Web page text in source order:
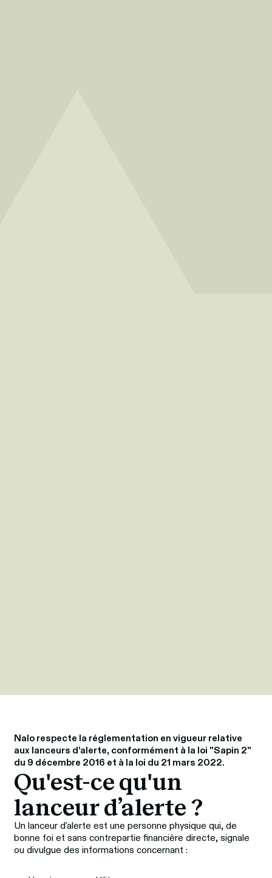
Nalo respecte la réglementation en vigueur relative
aux lanceurs d’alerte, conformément à la loi "Sapin 2"
du 9 décembre 2016 et à la loi du 21 mars 2022.
Qu'est-ce qu'un
lanceur d’alerte ?
Un lanceur d'alerte est une personne physique qui, de
bonne foi et sans contrepartie financière directe, signale
ou divulgue des informations concernant :